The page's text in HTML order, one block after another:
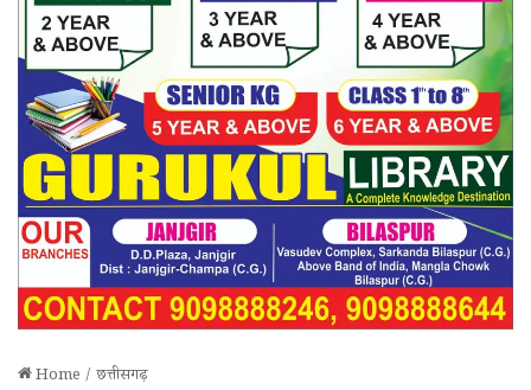
Home / छत्तीसगढ़